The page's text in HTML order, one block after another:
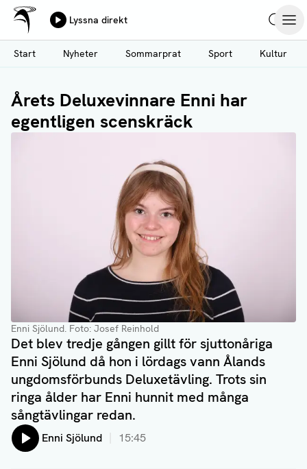
Hoppa
till
huvudinnehåll
Ålands Radio & TV
Lyssna direkt
Start
Nyheter Sommarprat Sport Kultur
Årets Deluxevinnare Enni har
egentligen scenskräck
Enni Sjölund. Foto: Josef Reinhold
Det blev tredje gången gillt för sjuttonåriga
Enni Sjölund då hon i lördags vann Ålands
ungdomsförbunds Deluxetävling. Trots sin
ringa ålder har Enni hunnit med många
sångtävlingar redan.
Lyssna på:
Enni Sjölund 15:45